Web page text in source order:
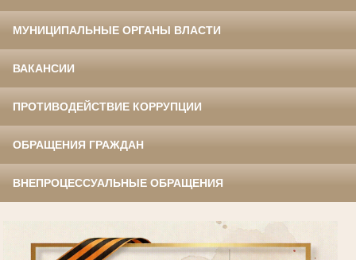
МУНИЦИПАЛЬНЫЕ ОРГАНЫ ВЛАСТИ
ВАКАНСИИ
ПРОТИВОДЕЙСТВИЕ КОРРУПЦИИ
ОБРАЩЕНИЯ ГРАЖДАН
ВНЕПРОЦЕССУАЛЬНЫЕ ОБРАЩЕНИЯ